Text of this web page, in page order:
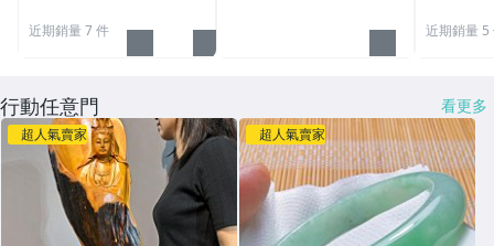
近期銷量 7 件 近期銷量 5
行動任意門 看更多
超人氣賣家 超人氣賣家